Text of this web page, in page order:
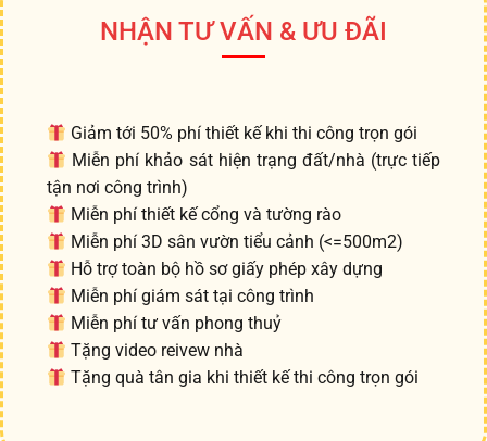
NHẬN TƯ VẤN & ƯU ĐÃI
Giảm tới 50% phí thiết kế khi thi công trọn gói
Miễn phí khảo sát hiện trạng đất/nhà (trực tiếp
tận nơi công trình)
Miễn phí thiết kế cổng và tường rào
Miễn phí 3D sân vườn tiểu cảnh (<=500m2)
Hỗ trợ toàn bộ hồ sơ giấy phép xây dựng
Miễn phí giám sát tại công trình
Miễn phí tư vấn phong thuỷ
Tặng video reivew nhà
Tặng quà tân gia khi thiết kế thi công trọn gói